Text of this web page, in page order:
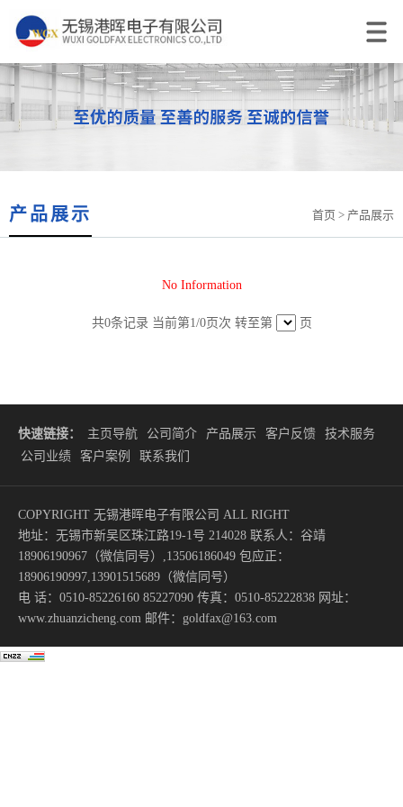
产品展示 首页 > 产品展示
No Information
共0条记录 当前第1/0页次 转至第 页
快速链接： 主页导航 公司简介 产品展示 客户反馈
技术服务
公司业绩
客户案例 联系我们
COPYRIGHT 无锡港晖电子有限公司 ALL RIGHT
地址：无锡市新吴区珠江路19-1号 214028 联系人：谷靖
18906190967（微信同号）,13506186049 包应正：
18906190997,13901515689（微信同号）
电 话：0510-85226160 85227090 传真：0510-85222838 网址：
www.zhuanzicheng.com 邮件：goldfax@163.com